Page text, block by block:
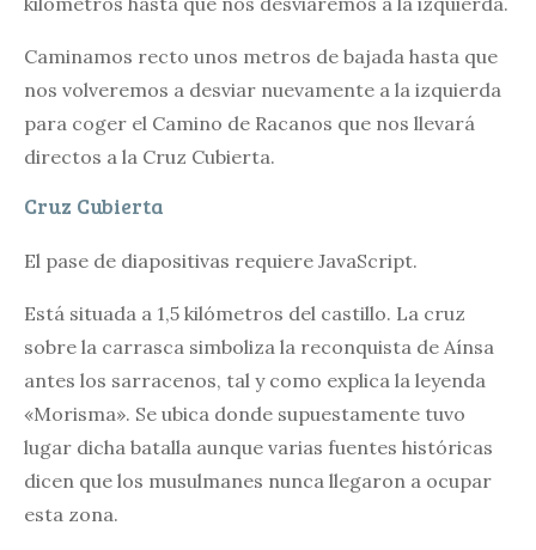
Caminamos recto unos metros de bajada hasta que
nos volveremos a desviar nuevamente a la izquierda
para coger el Camino de Racanos que nos llevará
directos a la Cruz Cubierta.
Cruz Cubierta
El pase de diapositivas requiere JavaScript.
Está situada a 1,5 kilómetros del castillo. La cruz
sobre la carrasca simboliza la reconquista de Aínsa
antes los sarracenos, tal y como explica la leyenda
«Morisma». Se ubica donde supuestamente tuvo
lugar dicha batalla aunque varias fuentes históricas
dicen que los musulmanes nunca llegaron a ocupar
esta zona.